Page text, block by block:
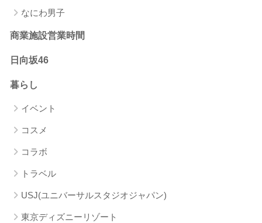
なにわ男子
商業施設営業時間
日向坂46
暮らし
イベント
コスメ
コラボ
トラベル
USJ(ユニバーサルスタジオジャパン)
東京ディズニーリゾート